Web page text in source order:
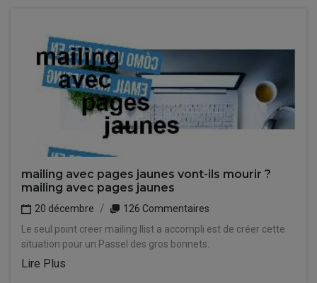
mailing avec pages jaunes vont-ils mourir ?
mailing avec pages jaunes
20 décembre
126 Commentaires
Le seul point creer mailing llist a accompli est de créer cette
situation pour un Passel des gros bonnets.
Lire Plus